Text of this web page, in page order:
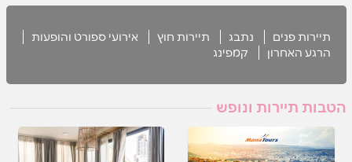
תיירות פנים נתבג תיירות חוץ
אירועי ספורט והופעות
הרגע האחרון
קמפינג
הטבות תיירות ונופש